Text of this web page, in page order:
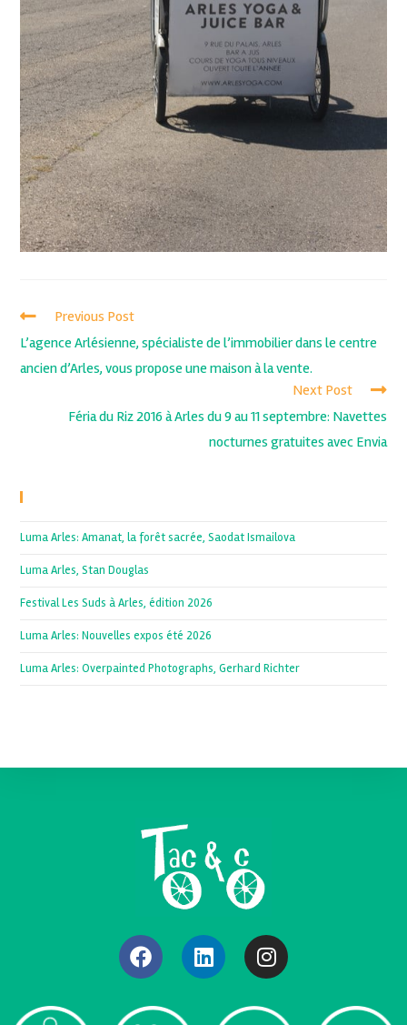
Previous Post
L’agence Arlésienne, spécialiste de l’immobilier dans le centre
ancien d’Arles, vous propose une maison à la vente.
Next Post
Féria du Riz 2016 à Arles du 9 au 11 septembre: Navettes
nocturnes gratuites avec Envia
Luma Arles: Amanat, la forêt sacrée, Saodat Ismailova
Luma Arles, Stan Douglas
Festival Les Suds à Arles, édition 2026
Luma Arles: Nouvelles expos été 2026
Luma Arles: Overpainted Photographs, Gerhard Richter